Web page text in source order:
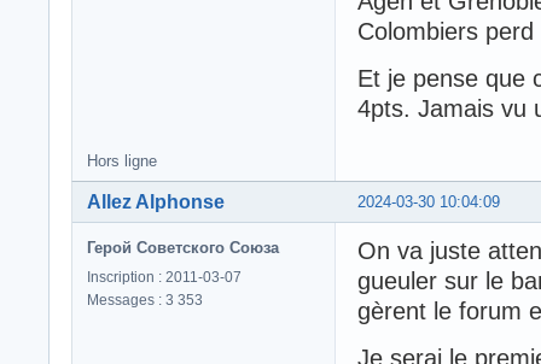
Colombiers perd
Et je pense que
4pts. Jamais vu
Hors ligne
2024-03-30 10:04:09
Allez Alphonse
Герой Советского Союза
Inscription : 2011-03-07
Messages : 3 353
On va juste
gueuler sur le
gèrent le forum
Je serai le